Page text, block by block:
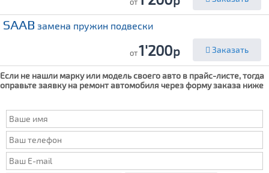
SAAB замена пружин подвески
от1'200р Заказать
Если не нашли марку или модель своего авто в прайс-листе, тогда
оправьте заявку на ремонт автомобиля через форму заказа ниже